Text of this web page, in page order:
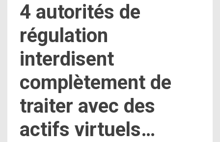
4 autorités de
régulation
interdisent
complètement de
traiter avec des
actifs virtuels…